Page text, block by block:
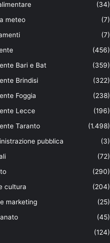
(34)
meteo
(7)
(7)
(456)
Bari e Bat
(359)
Brindisi
(322)
Foggia
(238)
Lecce
(196)
Taranto
(1.498)
pubblica
(3)
(72)
(290)
cultura
(204)
marketing
(25)
(45)
(124)